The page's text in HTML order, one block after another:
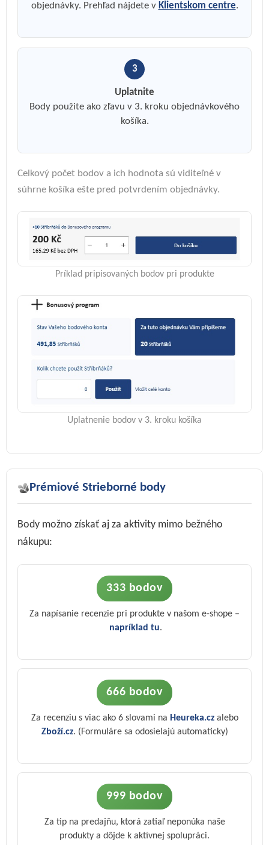
objednávky. Prehľad nájdete v Klientskom centre.
3
Uplatnite
Body použite ako zľavu v 3. kroku objednávkového
košíka.
Celkový počet bodov a ich hodnota sú viditeľné v
súhrne košíka ešte pred potvrdením objednávky.
Príklad pripisovaných bodov pri produkte
Uplatnenie bodov v 3. kroku košíka
Prémiové Strieborné body
Body možno získať aj za aktivity mimo bežného
nákupu:
333 bodov
Za napísanie recenzie pri produkte v našom e-shope –
napríklad tu.
666 bodov
Za recenziu s viac ako 6 slovami na Heureka.czalebo
Zboží.cz. (Formuláre sa odosielajú automaticky)
999 bodov
Za tip na predajňu, ktorá zatiaľ neponúka naše
produkty a dôjde k aktívnej spolupráci.